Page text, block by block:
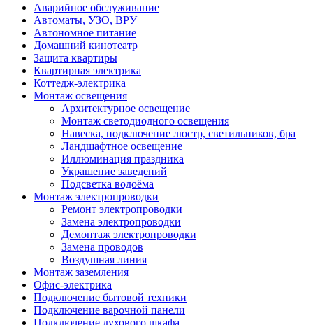
Аварийное обслуживание
Автоматы, УЗО, ВРУ
Автономное питание
Домашний кинотеатр
Защита квартиры
Квартирная электрика
Коттедж-электрика
Монтаж освещения
Архитектурное освещение
Монтаж светодиодного освещения
Навеска, подключение люстр, светильников, бра
Ландшафтное освещение
Иллюминация праздника
Украшение заведений
Подсветка водоёма
Монтаж электропроводки
Ремонт электропроводки
Замена электропроводки
Демонтаж электропроводки
Замена проводов
Воздушная линия
Монтаж заземления
Офис-электрика
Подключение бытовой техники
Подключение варочной панели
Подключение духового шкафа